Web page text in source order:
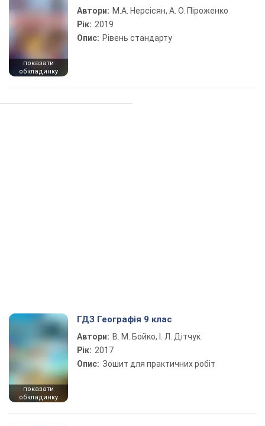
показати
обкладинку
Автори: М.А. Нерсісян, А. О. Піроженко
Рік: 2019
Опис: Рівень стандарту
показати
обкладинку
ГДЗ Географія 9 клас
Автори: В. М. Бойко, І. Л. Дітчук
Рік: 2017
Опис: Зошит для практичних робіт